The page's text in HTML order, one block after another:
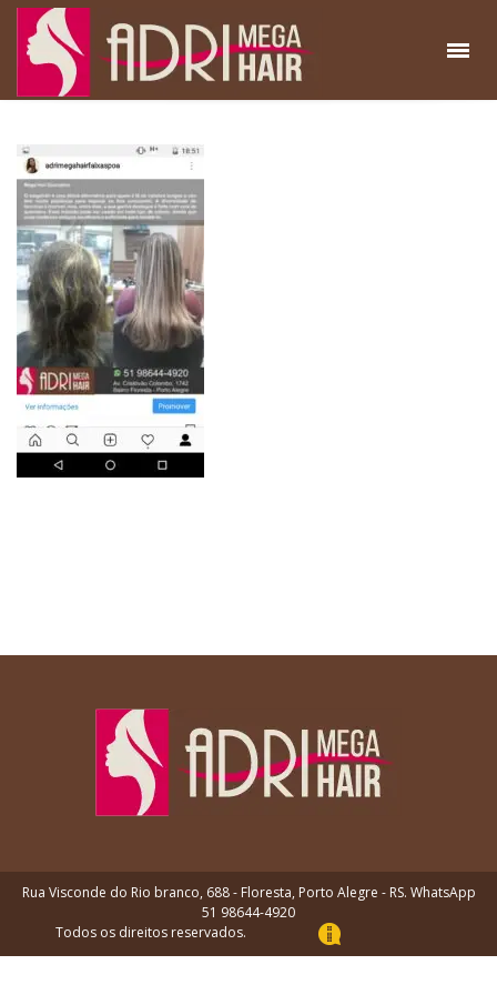
Rua Visconde do Rio branco, 688 - Floresta, Porto Alegre - RS. WhatsApp
51 98644-4920
Todos os direitos reservados.